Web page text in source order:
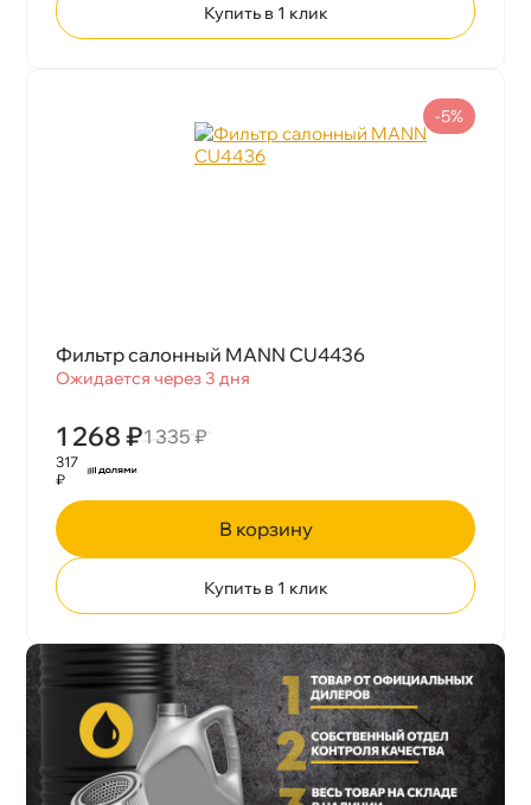
Купить в 1 клик
Фильтр салонный MANN CU4436
Ожидается через 3 дня
1 268 ₽1 335 ₽
-5%
317
₽
корзину
Купить в 1 клик